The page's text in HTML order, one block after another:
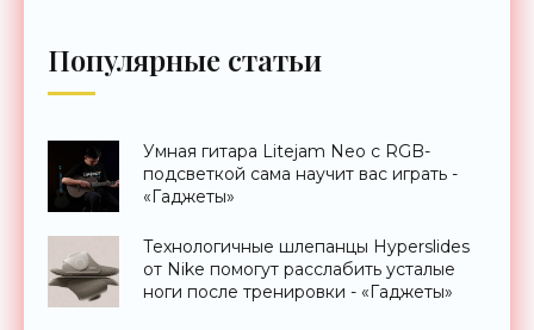
Популярные статьи
Умная гитара Litejam Neo с RGB-
подсветкой сама научит вас играть -
«Гаджеты»
Технологичные шлепанцы Hyperslides
от Nike помогут расслабить усталые
ноги после тренировки - «Гаджеты»